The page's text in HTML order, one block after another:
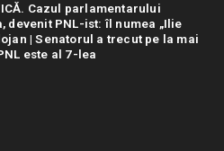
Cazul parlamentarului
devenit PNL-ist: îl numea „Ilie
| Senatorul a trecut pe la mai
este al 7-lea